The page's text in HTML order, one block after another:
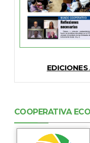
COOPERATIVA